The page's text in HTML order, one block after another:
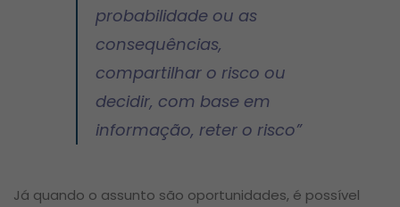
probabilidade ou as
consequências,
compartilhar o risco ou
decidir, com base em
informação, reter o risco”
Já quando o assunto são oportunidades, é possível